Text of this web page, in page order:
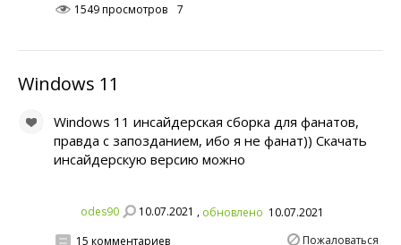
1549 просмотров
7
Windows 11
Windows 11 инсайдерская сборка для фанатов,
правда с запозданием, ибо я не фанат)) Скачать
инсайдерскую версию можно
odes90 10.07.2021 , обновлено 10.07.2021
Пожаловаться
15 комментариев